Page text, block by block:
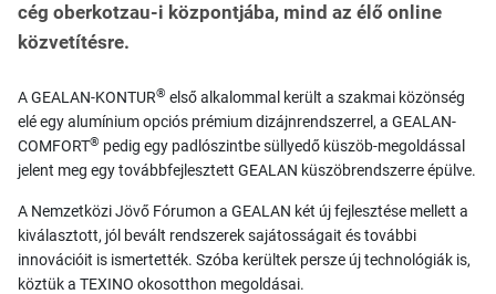
cég oberkotzau-i központjába, mind az élő online
közvetítésre.
A GEALAN-KONTUR® első alkalommal került a szakmai közönség
elé egy alumínium opciós prémium dizájnrendszerrel, a GEALAN-
COMFORT® pedig egy padlószintbe süllyedő küszöb-megoldással
jelent meg egy továbbfejlesztett GEALAN küszöbrendszerre épülve.
A Nemzetközi Jövő Fórumon a GEALAN két új fejlesztése mellett a
kiválasztott, jól bevált rendszerek sajátosságait és további
innovációit is ismertették. Szóba kerültek persze új technológiák is,
köztük a TEXINO okosotthon megoldásai.